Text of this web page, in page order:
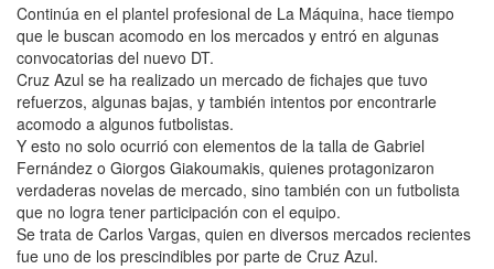
Continúa en el plantel profesional de La Máquina, hace tiempo
que le buscan acomodo en los mercados y entró en algunas
convocatorias del nuevo DT.
Cruz Azul se ha realizado un mercado de fichajes que tuvo
refuerzos, algunas bajas, y también intentos por encontrarle
acomodo a algunos futbolistas.
Y esto no solo ocurrió con elementos de la talla de Gabriel
Fernández o Giorgos Giakoumakis, quienes protagonizaron
verdaderas novelas de mercado, sino también con un futbolista
que no logra tener participación con el equipo.
Se trata de Carlos Vargas, quien en diversos mercados recientes
fue uno de los prescindibles por parte de Cruz Azul.